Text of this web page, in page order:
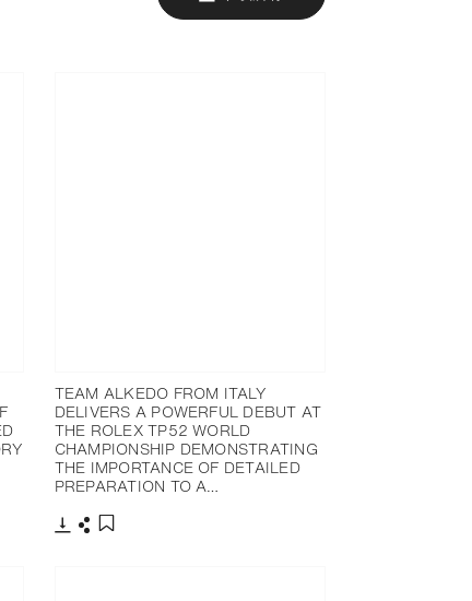
TEAM ALKEDO FROM ITALY
DELIVERS A POWERFUL DEBUT AT
THE ROLEX TP52 WORLD
CHAMPIONSHIP DEMONSTRATING
THE IMPORTANCE OF DETAILED
PREPARATION TO A…